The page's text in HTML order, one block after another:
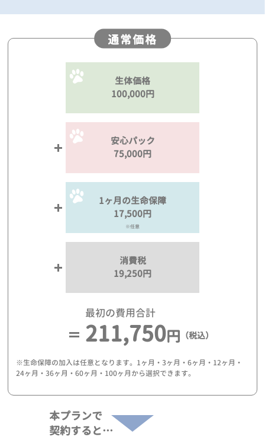
通常価格
生体価格
100,000円
安心パック
75,000円
1ヶ月の生命保障
17,500円
※任意
消費税
19,250円
最初の費用合計
211,750円 （税込）
※生命保障の加入は任意となります。1ヶ月・3ヶ月・6ヶ月・12ヶ月・
24ヶ月・36ヶ月・60ヶ月・100ヶ月から選択できます。
本プランで
契約すると…